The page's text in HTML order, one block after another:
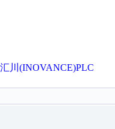
汇川(INOVANCE)PLC